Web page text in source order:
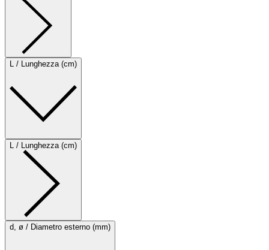
L / Lunghezza (cm)
L / Lunghezza (cm)
d, ø / Diametro esterno (mm)